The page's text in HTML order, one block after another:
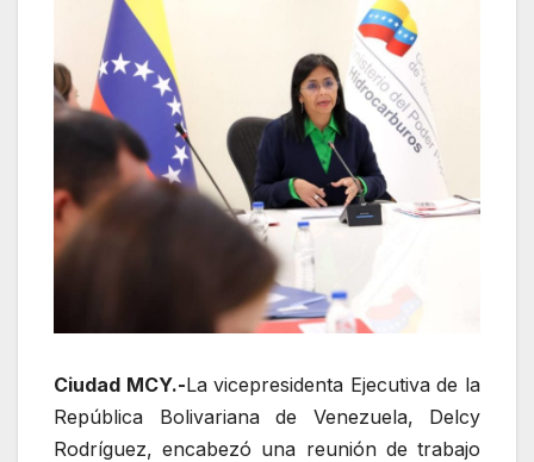
Ciudad MCY.-La vicepresidenta Ejecutiva de la
República Bolivariana de Venezuela, Delcy
Rodríguez, encabezó una reunión de trabajo